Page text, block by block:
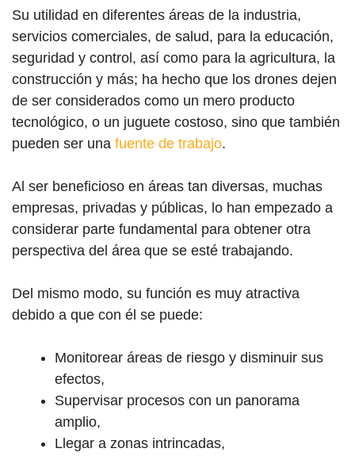
Su utilidad en diferentes áreas de la industria,
servicios comerciales, de salud, para la educación,
seguridad y control, así como para la agricultura, la
construcción y más; ha hecho que los drones dejen
de ser considerados como un mero producto
tecnológico, o un juguete costoso, sino que también
pueden ser una fuente de trabajo.
Al ser beneficioso en áreas tan diversas, muchas
empresas, privadas y públicas, lo han empezado a
considerar parte fundamental para obtener otra
perspectiva del área que se esté trabajando.
Del mismo modo, su función es muy atractiva
debido a que con él se puede:
Monitorear áreas de riesgo y disminuir sus
efectos,
Supervisar procesos con un panorama
amplio,
Llegar a zonas intrincadas,